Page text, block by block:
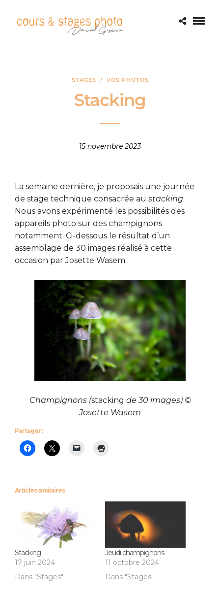
STAGES / VOS PHOTOS
Stacking
15 novembre 2023
La semaine dernière, je proposais une journée
de stage technique consacrée au stacking.
Nous avons expérimenté les possibilités des
appareils photo sur des champignons
notamment. Ci-dessous le résultat d’un
assemblage de 30 images réalisé à cette
occasion par Josette Wasem.
Champignons (stacking de 30 images) ©
Josette Wasem
Partager :
Articles similaires
Stacking
17 juin 2024
Dans "Stages"
Jeudi champignons
11 octobre 2024
Dans "Stages"